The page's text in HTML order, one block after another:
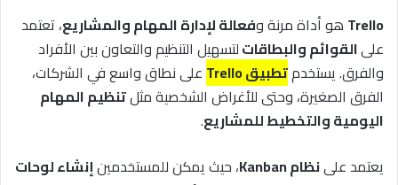
Trello هو أداة مرنة وفعالة لإدارة المهام والمشاريع، تعتمد
علىالقوائم والبطاقاتلتسهيل التنظيم والتعاون بين الأفراد
والفرق. يستخدمتطبيق Trello
على نطاق واسع في الشركات،
الفرق الصغيرة، وحتى للأغراض الشخصية مثلتنظيم المهام
اليومية والتخطيط للمشاريع.
يعتمد علىنظام Kanban ، حيث يمكن للمستخدمينإنشاء لوحات